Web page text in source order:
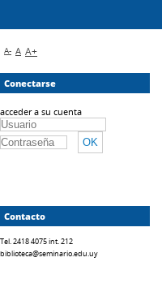
A- A A+
Conectarse
acceder a su cuenta
Contacto
Tel. 2418 4075 int. 212
biblioteca@seminario.edu.uy